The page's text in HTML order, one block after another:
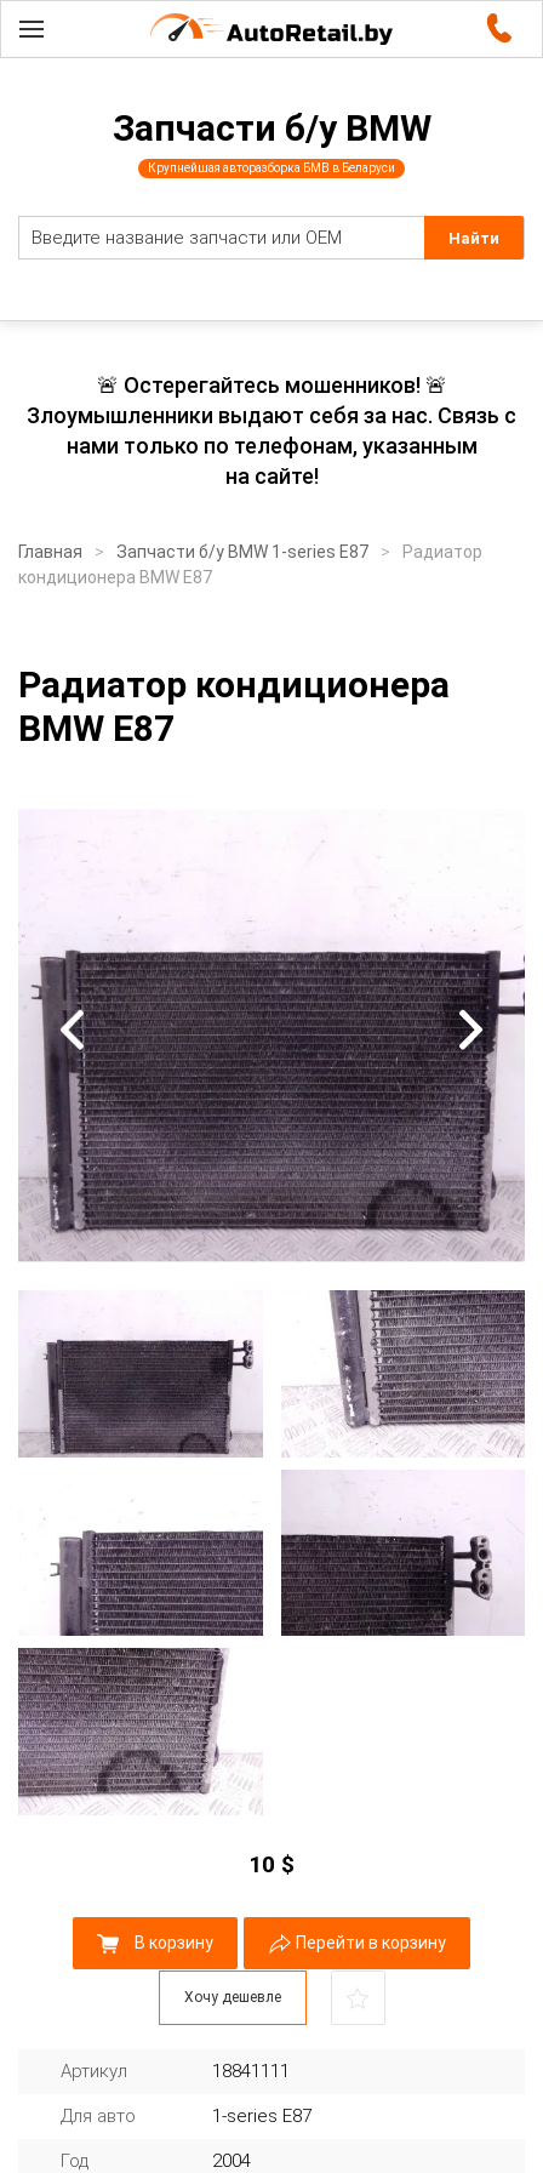
Запчасти б/у BMW
Крупнейшая авторазборка БМВ в Беларуси
🚨 Остерегайтесь мошенников! 🚨
Злоумышленники выдают себя за нас. Связь с
нами только по телефонам, указанным
на сайте!
Главная Запчасти б/у BMW 1-series E87
Радиатор
кондиционера BMW E87
Радиатор кондиционера
BMW E87
10 $
В корзину Перейти в корзину
Хочу дешевле
Артикул 18841111
Для авто 1-series E87
Год 2004